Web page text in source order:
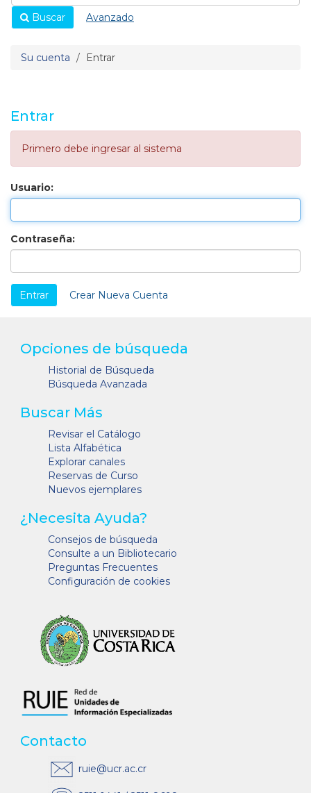
Buscar Avanzado
Su cuenta Entrar
Entrar
Primero debe ingresar al sistema
Usuario:
Contraseña:
Crear Nueva Cuenta
Opciones de búsqueda
Historial de Búsqueda
Búsqueda Avanzada
Buscar Más
Revisar el Catálogo
Lista Alfabética
Explorar canales
Reservas de Curso
Nuevos ejemplares
¿Necesita Ayuda?
Consejos de búsqueda
Consulte a un Bibliotecario
Preguntas Frecuentes
Configuración de cookies
Contacto
ruie@ucr.ac.cr